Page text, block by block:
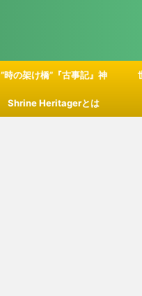
”時の架け橋”『古事記』神
話の舞台
Shrine Heritagerとは